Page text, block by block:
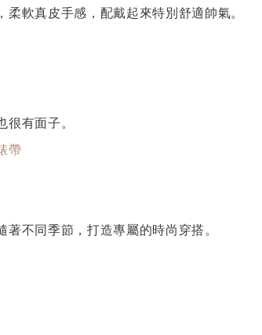
軟真皮手感，配戴起來特別舒適帥氣。
有面子。
帶
不同季節，打造專屬的時尚穿搭。